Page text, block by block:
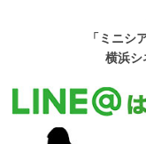
「ミニシ
横浜シ